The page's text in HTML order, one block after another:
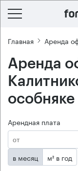
Главная Аренда
Аренда
особняке
Арендная плата
в месяц
м² в год